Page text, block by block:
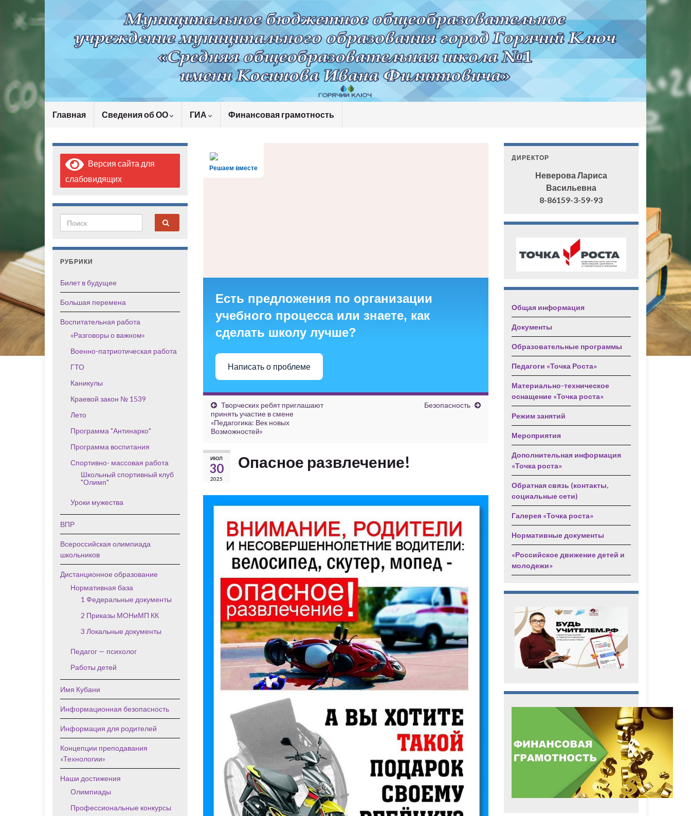
Главная Сведения об ОО ГИА Финансовая грамотность
Решаем вместе
Есть предложения по организации
учебного процесса или знаете, как
сделать школу лучше?
Написать о проблеме
Творческих ребят приглашают
принять участие в смене
«Педагогика: Век новых
Возможностей»
Безопасность
ИЮЛ
30
2025
Опасное развлечение!
Версия сайта для
слабовидящих
Search for:
РУБРИКИ
Билет в будущее
Большая перемена
Воспитательная работа
«Разговоры о важном»
Военно-патриотическая работа
ГТО
Каникулы
Краевой закон № 1539
Лето
Программа "Антинарко"
Программа воспитания
Спортивно- массовая работа
Школьный спортивный клуб
"Олимп"
Уроки мужества
ВПР
Всероссийская олимпиада
школьников
Дистанционное образование
Нормативная база
1 Федеральные документы
2 Приказы МОНиМП КК
3 Локальные документы
Педагог — психолог
Работы детей
Имя Кубани
Информационная безопасность
Информация для родителей
Концепции преподавания
«Технологии»
Наши достижения
Олимпиады
Профессиональные конкурсы
ДИРЕКТОР
Неверова Лариса
Васильевна
8-86159-3-59-93
Общая информация
Документы
Образовательные программы
Педагоги «Точка Роста»
Материально-техническое
оснащение «Точка роста»
Режим занятий
Мероприятия
Дополнительная информация
«Точка роста»
Обратная связь (контакты,
социальные сети)
Галерея «Точка роста»
Нормативные документы
«Российское движение детей и
молодежи»